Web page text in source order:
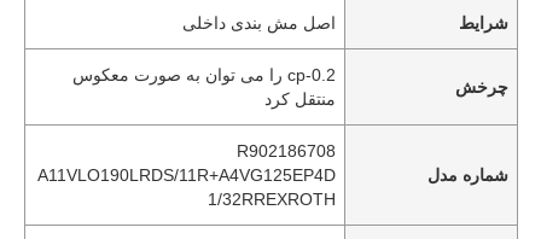
شرایط اصل مش بندی داخلی
چرخش
0.2-cp را می توان به صورت معکوس
منتقل کرد
شماره مدل
R902186708
A11VLO190LRDS/11R+A4VG125EP4D
1/32RREXROTH